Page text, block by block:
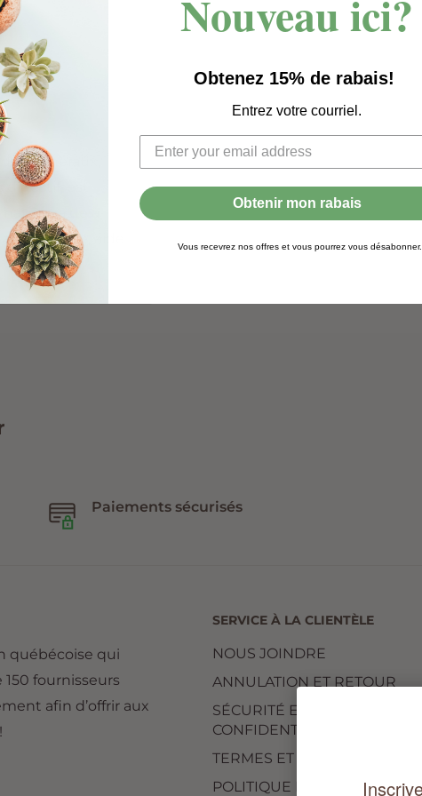
minéraux,
est
aide à
efficace, aide
Paiements sécurisés
québécoise qui
fournisseurs
afin d’offrir aux
SERVICE À LA CLIENTÈLE
NOUS JOINDRE
ANNULATION ET RETOUR
SÉCURITÉ ET
CONFIDENTIALITÉ
TERMES ET CONDITIONS
POLITIQUE D'EXPÉDITION
Nouveau ici?
Obtenez 15% de rabais!
Entrez votre courriel.
Obtenir mon rabais
Vous recevrez nos offres et vous pourrez vous désabonner.